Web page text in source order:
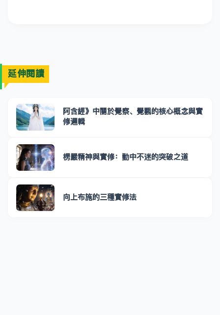
延伸閱讀
阿含經》中關於覺察、覺觀的核心概念與實
修邏輯
楞嚴精神與實修：動中不迷的突破之道
向上布施的三種實修法